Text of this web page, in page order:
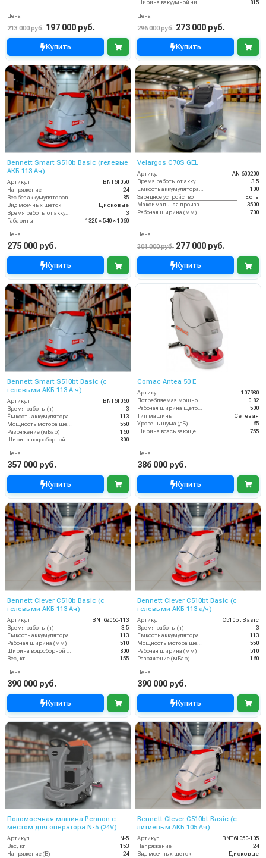
Цена
213 000 руб. 197 000 руб.
Купить
815
Цена
296 000 руб. 273 000 руб.
Купить
Bennett Smart S510b Basic (гелевые
АКБ 113 Ач)
Артикул
BNT61050
Напряжение
24
Вес без аккумуляторов (кг)
85
Вид моечных щеток
Дисковые
Время работы от аккумуляторов (ч)
3
Габариты
1320 × 540 × 1060
Цена
275 000 руб.
Купить
Velargos C70S GEL
Артикул
AN 600200
Время работы от аккумуляторов (ч)
3.5
Ёмкость аккумулятора (Ач)
100
Зарядное устройство
Есть
Максимальная производительность (кв.м/час)
3500
Рабочая ширина (мм)
700
Цена
301 000 руб. 277 000 руб.
Купить
Bennett Smart S510bt Basic (с
гелевыми АКБ 113 А ч)
Артикул
BNT61060
Время работы (ч)
3
113
550
Разряжение (мБар)
160
800
Цена
357 000 руб.
Купить
Comac Antea 50 E
Артикул
107980
0.82
500
Тип машины
Сетевая
Уровень шума (дБ)
65
755
Цена
386 000 руб.
Купить
Bennett Clever C510b Basic (с
гелевыми АКБ 113 Ач)
Артикул
BNT62060-113
Время работы (ч)
3.5
113
Рабочая ширина (мм)
510
800
Вес, кг
155
Цена
390 000 руб.
Купить
Bennett Clever C510bt Basic (с
гелевыми АКБ 113 а/ч)
Артикул
C510bt Basic
Время работы (ч)
3
113
550
Рабочая ширина (мм)
510
Разряжение (мБар)
160
Цена
390 000 руб.
Купить
Поломоечная машина Pennon с
местом для оператора N-5 (24V)
Артикул
N-5
Вес, кг
153
Напряжение (В)
24
Bennett Clever C510bt Basic (с
литиевым АКБ 105 Ач)
Артикул
BNT61050-105
Напряжение
24
Вид моечных щеток
Дисковые